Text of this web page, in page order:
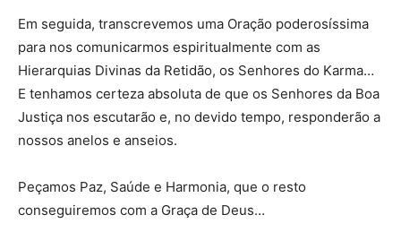
Em seguida, transcrevemos uma Oração poderosíssima
para nos comunicarmos espiritualmente com as
Hierarquias Divinas da Retidão, os Senhores do Karma…
E tenhamos certeza absoluta de que os Senhores da Boa
Justiça nos escutarão e, no devido tempo, responderão a
nossos anelos e anseios.
Peçamos Paz, Saúde e Harmonia, que o resto
conseguiremos com a Graça de Deus…